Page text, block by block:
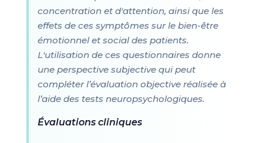
concentration et d'attention, ainsi que les
effets de ces symptômes sur le bien-être
émotionnel et social des patients.
L'utilisation de ces questionnaires donne
une perspective subjective qui peut
compléter l’évaluation objective réalisée à
l’aide des tests neuropsychologiques.
Évaluations cliniques